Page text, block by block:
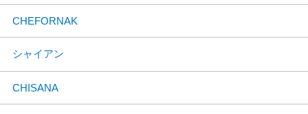
CHEFORNAK
シャイアン
CHISANA